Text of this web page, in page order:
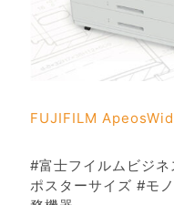
FUJIFILM
#富士フイルムビジ
ポスターサイズ #モ